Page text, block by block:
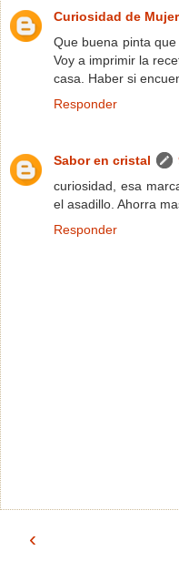
Curiosidad de Mujer
Que buena pinta
Voy a imprimir la
casa. Haber si
Responder
Sabor en cristal
curiosidad, esa
el asadillo. Ahorra
Responder
‹